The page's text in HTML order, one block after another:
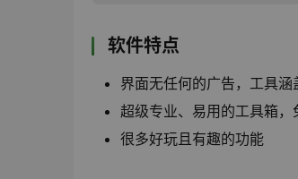
软件特点
界面无任何的广告，工具涵
超级专业、易用的工具箱
很多好玩且有趣的功能